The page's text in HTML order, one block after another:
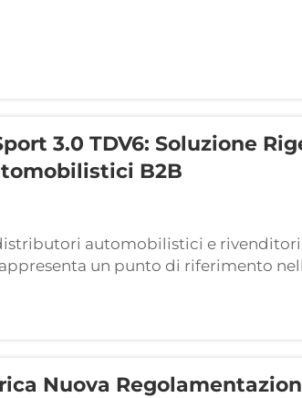
è fondamentale per evitare rischi
3.0 TDV6: Soluzione
B2B
automobilistici e
un punto di riferimento
nel tempo pone significative
Nuova